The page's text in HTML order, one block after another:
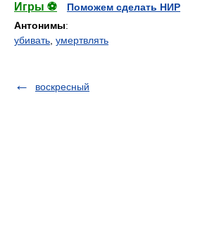
Игры ⚽
Поможем сделать НИР
Антонимы:
убивать умертвлять
воскресный